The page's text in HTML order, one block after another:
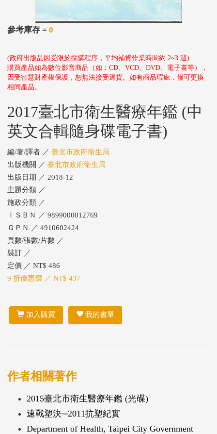
參考庫存 = 0
(政府出版品因受限於採購程序，平均補貨作業時間約 2~3 週)
購買產品如為數位影音商品（如：CD、VCD、DVD、電子書等），
因受智慧財產權保護，恕無法接受退貨。如有商品瑕疵，僅可更換
相同產品。
2017臺北市衛生醫療年鑑 (中
英文合輯隨身碟電子書)
編/著/譯者 ／ 臺北市政府衛生局
出版機關 ／ 臺北市政府衛生局
出版日期 ／ 2018-12
主題分類 ／
施政分類 ／
ＩＳＢＮ ／ 9899000012769
ＧＰＮ ／ 4910602424
頁數/張數/片數 ／
裝訂 ／
定價 ／ NT$ 486
9 折優惠價 ／ NT$ 437
加入購買 我的書單
作者相關著作
2015臺北市衛生醫療年鑑 (光碟)
速戰塑決─2011抗塑紀實
Department of Health, Taipei City Government